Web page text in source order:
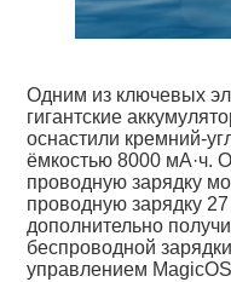
Одним из ключевых
гигантские
оснастили кремний-
ёмкостью 8000 мА·ч.
проводную зарядку
проводную зарядку
дополнительно
беспроводной
управлением